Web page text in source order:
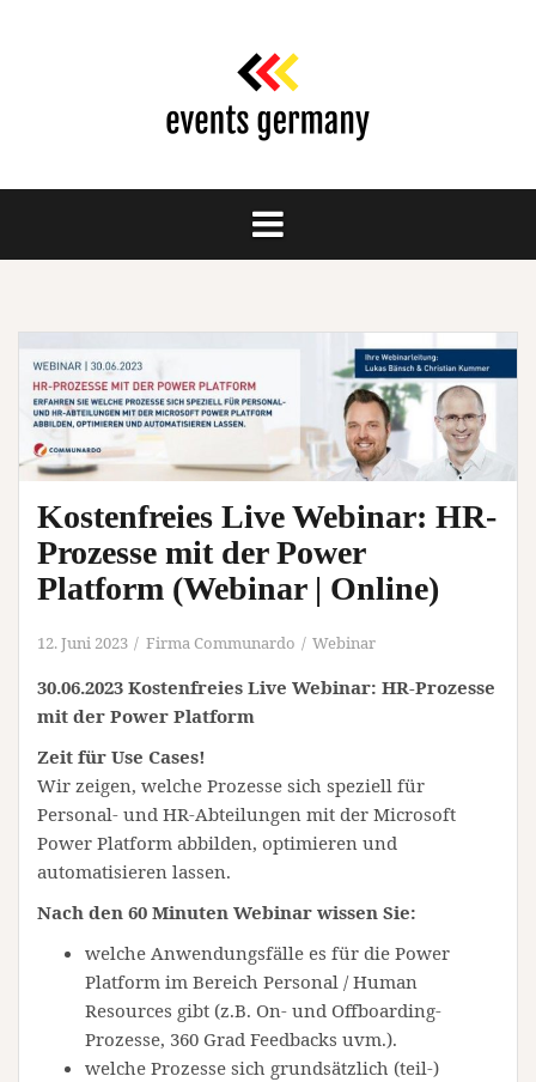
Kostenfreies Live Webinar: HR-
Prozesse mit der Power
Platform (Webinar | Online)
12. Juni 2023 Firma Communardo Webinar
30.06.2023 Kostenfreies Live Webinar: HR-Prozesse
mit der Power Platform
Zeit für Use Cases!
Wir zeigen, welche Prozesse sich speziell für
Personal- und HR-Abteilungen mit der Microsoft
Power Platform abbilden, optimieren und
automatisieren lassen.
Nach den 60 Minuten Webinar wissen Sie:
welche Anwendungsfälle es für die Power
Platform im Bereich Personal / Human
Resources gibt (z.B. On- und Offboarding-
Prozesse, 360 Grad Feedbacks uvm.).
welche Prozesse sich grundsätzlich (teil-)